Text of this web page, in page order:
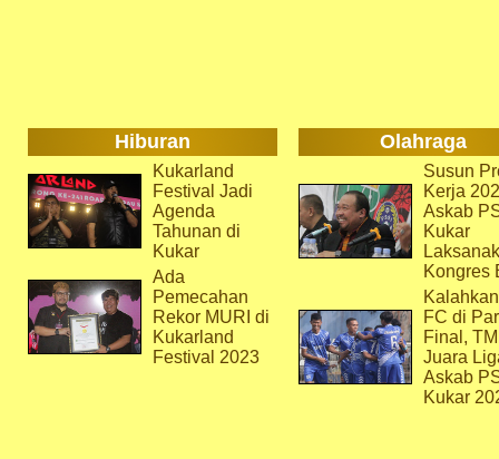
Hiburan Olahraga
Kukarland
Festival Jadi
Agenda
Tahunan di
Kukar
Ada
Pemecahan
Rekor MURI di
Kukarland
Festival 2023
Susun
Kerja
Askab
Kukar
Kongres
FC di
Final,
Juara
Askab
Kukar